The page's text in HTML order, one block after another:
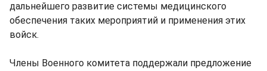
дальнейшего развитие системы медицинского
обеспечения таких мероприятий и применения этих
войск.
Члены Военного комитета поддержали предложение